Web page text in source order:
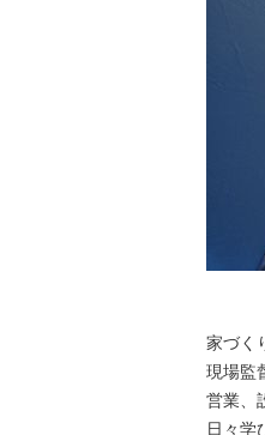
家づく
現場監
営業、
日々学